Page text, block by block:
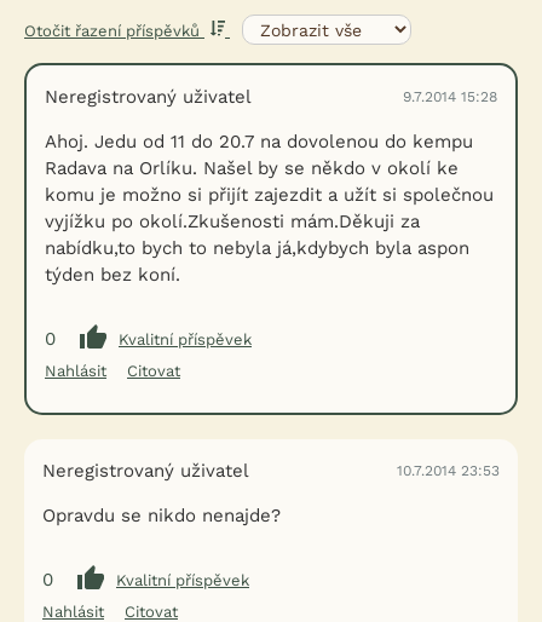
Otočit řazení příspěvků
Neregistrovaný uživatel 9.7.2014 15:28
Ahoj. Jedu od 11 do 20.7 na dovolenou do kempu
Radava na Orlíku. Našel by se někdo v okolí ke
komu je možno si přijít zajezdit a užít si společnou
vyjížku po okolí.Zkušenosti mám.Děkuji za
nabídku,to bych to nebyla já,kdybych byla aspon
týden bez koní.
0
Kvalitní příspěvek
Nahlásit
Citovat
Neregistrovaný uživatel 10.7.2014 23:53
Opravdu se nikdo nenajde?
0
Kvalitní příspěvek
Nahlásit
Citovat